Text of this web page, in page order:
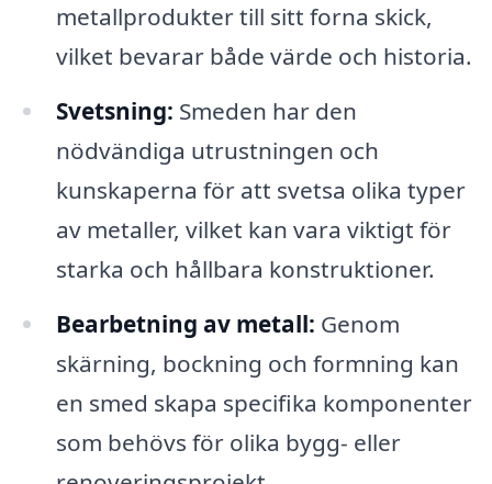
metallprodukter till sitt forna skick,
vilket bevarar både värde och historia.
Svetsning: Smeden har den
nödvändiga utrustningen och
kunskaperna för att svetsa olika typer
av metaller, vilket kan vara viktigt för
starka och hållbara konstruktioner.
Bearbetning av metall: Genom
skärning, bockning och formning kan
en smed skapa specifika komponenter
som behövs för olika bygg- eller